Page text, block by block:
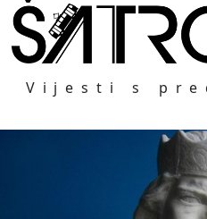
Vijesti s